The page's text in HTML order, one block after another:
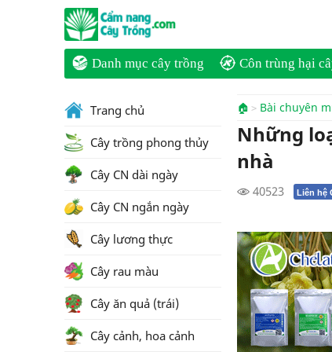
Danh mục cây trồng Côn trùng hại
🏠 Bài chuyên
Những
nhà
40523 Liên hệ
Trang chủ
Cây trồng phong thủy
Cây CN dài ngày
Cây CN ngắn ngày
Cây lương thực
Cây rau màu
Cây ăn quả (trái)
Cây cảnh, hoa cảnh